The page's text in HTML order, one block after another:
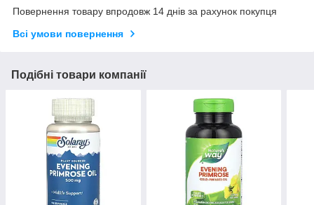
Повернення товару впродовж 14 днів за рахунок покупця
Всі умови повернення
Подібні товари компанії